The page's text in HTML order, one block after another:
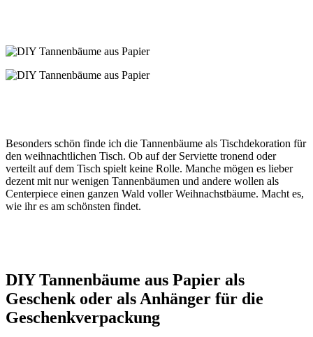
Besonders schön finde ich die Tannenbäume als Tischdekoration für
den weihnachtlichen Tisch. Ob auf der Serviette tronend oder
verteilt auf dem Tisch spielt keine Rolle. Manche mögen es lieber
dezent mit nur wenigen Tannenbäumen und andere wollen als
Centerpiece einen ganzen Wald voller Weihnachstbäume. Macht es,
wie ihr es am schönsten findet.
DIY Tannenbäume aus Papier als
Geschenk oder als Anhänger für die
Geschenkverpackung